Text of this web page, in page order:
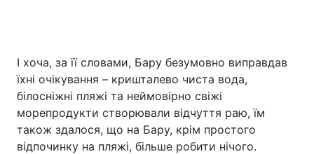
І хоча, за її словами, Бару безумовно виправдав
їхні очікування – кришталево чиста вода,
білосніжні пляжі та неймовірно свіжі
морепродукти створювали відчуття раю, їм
також здалося, що на Бару, крім простого
відпочинку на пляжі, більше робити нічого.